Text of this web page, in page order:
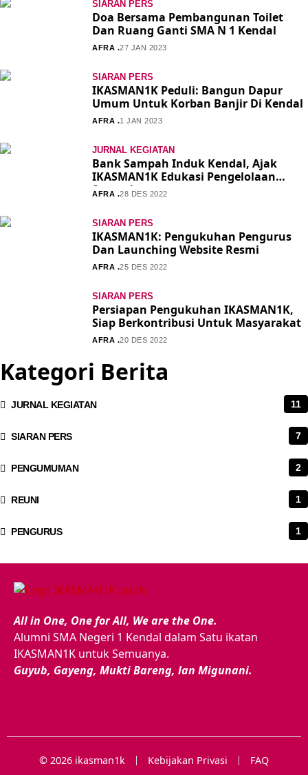
SIARAN PERS
Doa Bersama Pembangunan Toilet
Dan Ruang Ganti SMA N 1 Kendal
AFRA .27 JAN 2023
SIARAN PERS
IKASMAN1K Peduli: Bangun Dapur
Umum Untuk Korban Banjir Di Kendal
AFRA .1 JAN 2023
JURNAL KEGIATAN
Bank Sampah Induk Kendal, Ajak
IKASMAN1K Edukasi Pengelolaan
Sampah
AFRA .28 DES 2022
SIARAN PERS
IKASMAN1K: Pengukuhan Pengurus
Dan Launching Website Resmi
AFRA .25 DES 2022
SIARAN PERS
Persiapan Pengukuhan IKASMAN1K,
Siap Berkontribusi Untuk Masyarakat
AFRA .20 DES 2022
Kategori Berita
JURNAL KEGIATAN 11
SIARAN PERS 7
PENGUMUMAN 2
REUNI 1
PENGURUS 1
All in One, One for All, We are the One.
Alumni SMA Negeri 1 Kendal dalam Satu ikatan
IKASMAN1K untuk Semuanya.
Guyub, Gayeng, Mukti Bareng, lan Migunani.
© 2026 ikasman1k Kebijakan Privasi FAQ